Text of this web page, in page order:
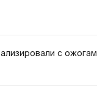
с